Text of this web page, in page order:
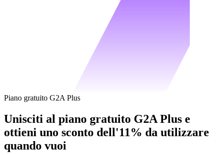
Piano gratuito G2A Plus
Unisciti al piano gratuito G2A Plus e
ottieni uno sconto dell'11% da utilizzare
quando vuoi